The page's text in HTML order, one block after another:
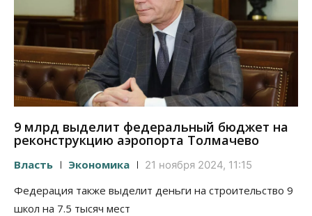
9 млрд выделит федеральный бюджет на
реконструкцию аэропорта Толмачево
Власть Экономика 21 ноября 2024, 11:15
Федерация также выделит деньги на строительство 9
школ на 7.5 тысяч мест